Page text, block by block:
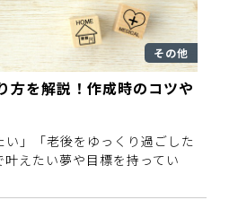
その他
方を解説！作成時のコツや
い」「老後をゆっくり過ごした
えたい夢や目標を持ってい